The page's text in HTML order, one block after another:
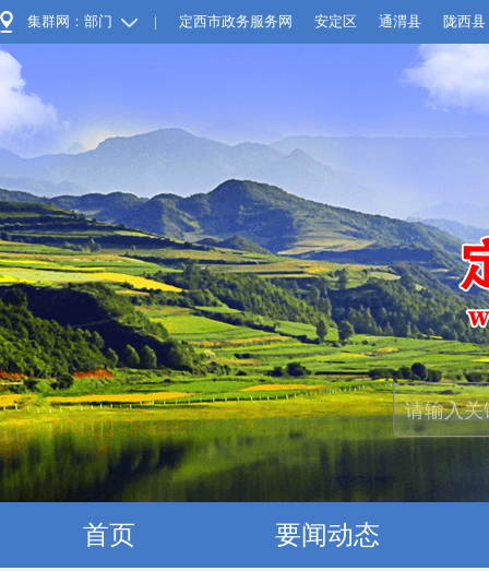
集群网：部门 | 定西市政务服务网 安定区 通渭县 陇西县
首页 要闻动态